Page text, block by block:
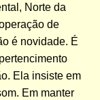
Norte da
de
é novidade. É
Ela insiste em
Em manter